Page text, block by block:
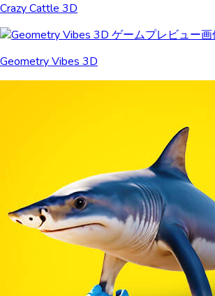
Crazy Cattle 3D
Geometry Vibes 3D